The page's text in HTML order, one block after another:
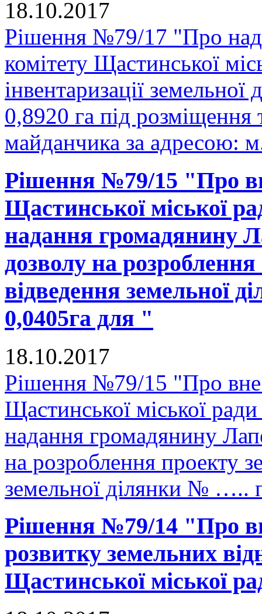
18.10.2017
Рішення №79/17 "Про
комітету Щастинської
інвентаризації
0,8920 га під розміщення
майданчика за адресою:
Рішення №79/15 "Про
Щастинської міської
надання громадянину
дозволу на
відведення
0,0405га для "
18.10.2017
Рішення №79/15 "Про
Щастинської міської
надання громадянину
на розроблення проекту
земельної ділянки № …..
Рішення №79/14 "Про
розвитку земельних
Щастинської міської